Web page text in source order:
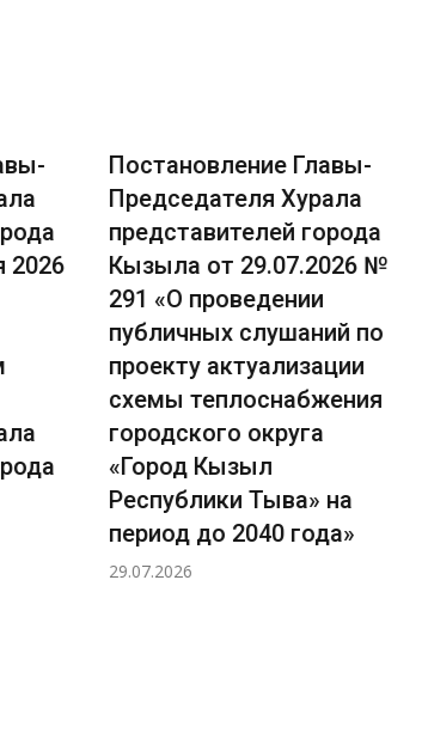
2026
Постановление Главы-
Председателя Хурала
представителей города
Кызыла от 29.07.2026 №
291 «О проведении
публичных слушаний по
проекту актуализации
схемы теплоснабжения
городского округа
«Город Кызыл
Республики Тыва» на
период до 2040 года»
29.07.2026